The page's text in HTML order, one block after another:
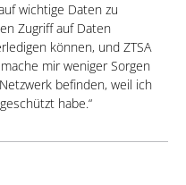
wichtige Daten zu
Zugriff auf Daten
können, und ZTSA
mir weniger Sorgen
befinden, weil ich
habe.“